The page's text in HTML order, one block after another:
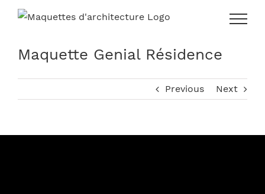
Skip
Maquette Genial Résidence
Previous Next